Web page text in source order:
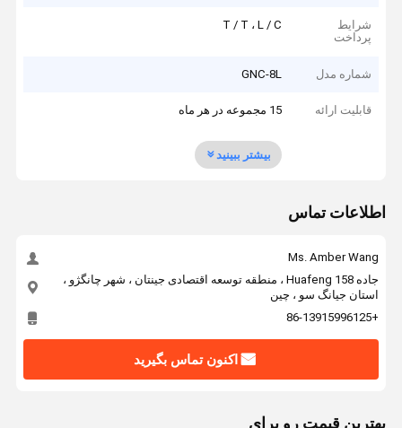
شرایط
پرداخت
T / T ، L / C
شماره مدل GNC-8L
قابلیت ارائه 15 مجموعه در هر ماه
بیشتر ببینید
اطلاعات تماس
Ms. Amber Wang
جاده 158 Huafeng ، منطقه توسعه اقتصادی جینتان ، شهر چانگژو ،
استان جیانگ سو ، چین
+86-13915996125
اکنون تماس بگیرید
بهترين قيمت رو براي